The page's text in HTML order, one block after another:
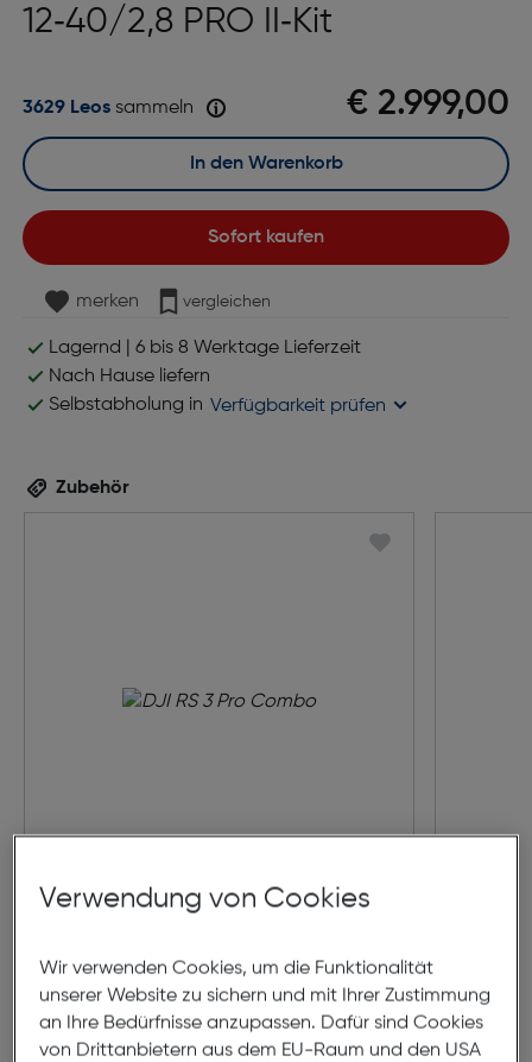
12‑40/2,8 PRO II‑Kit
€ 2.999,00
3629 Leossammeln
Sofort kaufen
In den Warenkorb
merken vergleichen
Lagernd | 6 bis 8 Werktage Lieferzeit
Nach Hause liefern
Selbstabholung in Verfügbarkeit prüfen
Zubehör
DJI RS 3 Pro Combo
Preis nach Rabatts
€ 860,00
statt Ursprünglicher Preis
€ 939,00
Verwendung von Cookies
Wir verwenden Cookies, um die Funktionalität
unserer Website zu sichern und mit Ihrer Zustimmung
an Ihre Bedürfnisse anzupassen. Dafür sind Cookies
von Drittanbietern aus dem EU-Raum und den USA